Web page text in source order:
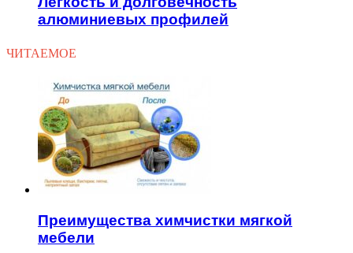
алюминиевых профилей
ЧИТАЕМОЕ
Преимущества химчистки мягкой
мебели